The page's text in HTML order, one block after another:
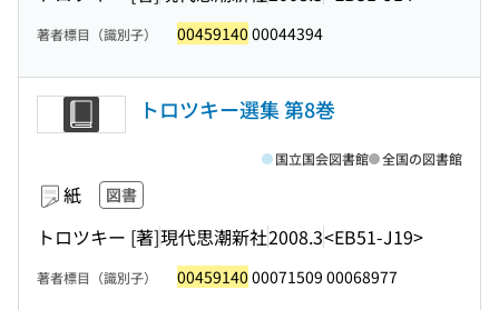
著者標目（識別子） 00459140 00044394
トロツキー選集 第8巻
紙 図書
トロツキー [著]現代思潮新社2008.3<EB51-J19>
国立国会図書館 全国の図書館
著者標目（識別子） 00459140 00071509 00068977